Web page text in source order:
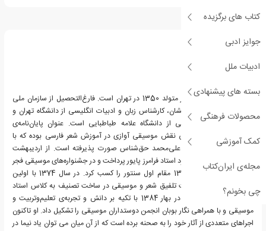
کتاب های برگزیده
جوایز ادبی
ادبیات ملل
بسته های پیشنهادی
محصولات فرهنگی
کمک آموزشی
مجله‌ی ایران‌کتاب
چی بخونم؟
درباره بابک بوبان
بابک بوبان نوازنده سنتور متولد 1350 در تهران است. فارغ‌التحصیل از سازمان ملی
پرورش استعدادهای درخشان، کارشناس زبان و ادبیات انگلیسی از دانشگاه تهران و
کارشناس ارشد زبانشناسی از دانشگاه علامه طباطبایی است. عنوان پایان‌نامه‌ی
کارشناسی ارشدش بررسی نقش موسیقی آوازی در آموزش شعر فارسی بوده که با
نظارت و مشاوره‌ی دکتر علی‌محمد حق‌شناس صورت پذیرفته است. از اردیبهشت
1360 به فراگیری سنتور نزد استاد فرامرز پایور پرداخت و در جشنواره‌های موسیقی فجر
در سال‌های 1373 و 1374 مقام اول سنتور را کسب کرد. در سال 1374 با اولین
تصنیف‌هایش برای مبحث تلفیق شعر و موسیقی در ساخت تصنیف به کلاس استاد
محمدرضا شجریان رفت. در بهار 1384 با تکیه بر دانش و تجربه‌ی تعلیم‌وتربیت و
موسیقی و با همراهی نگار بوبان انجمن دوستداران موسیقی را تشکیل داد. او تاکنون
اجراهای متعددی از آثار خود را به صحنه برده است که از آن میان می توان یاد نیما در